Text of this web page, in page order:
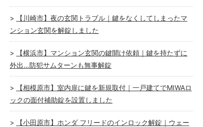
【川崎市】夜の玄関トラブル｜鍵をなくしてしまったマ
ンション玄関を解錠しました
【横浜市】マンション玄関の鍵開け依頼｜鍵を持たずに
外出…防犯サムターンも無事解錠
【相模原市】室内扉に鍵を新規取付｜一戸建てでMIWAロ
ックの面付補助錠を設置しました
【小田原市】ホンダ フリードのインロック解錠｜ウェー